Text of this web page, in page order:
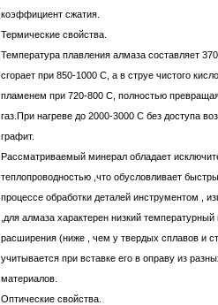
коэффициент сжатия.
Термические свойства.
Температура плавления алмаза составляет
сгорает при 850-1000 С, а в струе чистого
пламенем при 720-800 С, полностью
газ.При нагреве до 2000-3000 С без доступа
графит.
Рассматриваемый минерал обладает
теплопроводностью ,что обусловливает
процессе обработки деталей инструментом ,
,для алмаза характерен низкий
расширения (ниже , чем у твердых сплавов и
учитывается при вставке его в оправу из
материалов.
Оптические свойства.